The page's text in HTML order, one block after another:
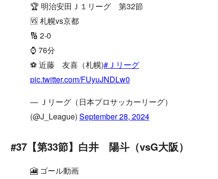
🏆 明治安田Ｊ１リーグ 第32節
🆚 札幌vs京都
🔢 2-0
⌚️ 76分
⚽️ 近藤 友喜（札幌)#Ｊリーグ
pic.twitter.com/FUyuJNDLw0
— Ｊリーグ（日本プロサッカーリーグ）
(@J_League) September 28, 2024
#37【第33節】白井 陽斗（vsG大阪）
🎦 ゴール動画